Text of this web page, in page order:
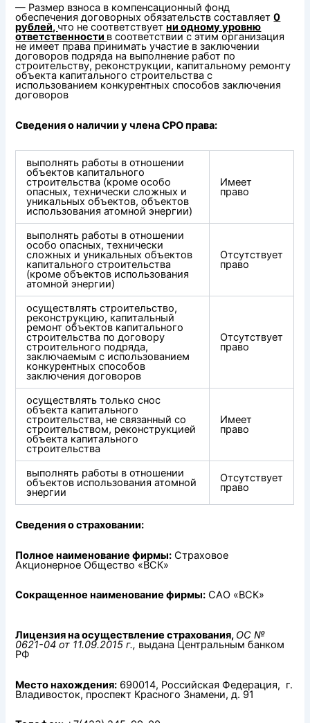
— Размер взноса в компенсационный фонд
обеспечения договорных обязательств составляет0
рублей, что не соответствуетни одному уровню
ответственности в соответствии с этим организация
не имеет права принимать участие в заключении
договоров подряда на выполнение работ по
строительству, реконструкции, капитальному ремонту
объекта капитального строительства с
использованием конкурентных способов заключения
договоров
Сведения о наличии у члена СРО права:
выполнять работы в отношении
объектов капитального
строительства (кроме особо
опасных, технически сложных и
уникальных объектов, объектов
использования атомной энергии)
Имеет
право
выполнять работы в отношении
особо опасных, технически
сложных и уникальных объектов
капитального строительства
(кроме объектов использования
атомной энергии)
Отсутствует
право
осуществлять строительство,
реконструкцию, капитальный
ремонт объектов капитального
строительства по договору
строительного подряда,
заключаемым с использованием
конкурентных способов
заключения договоров
Отсутствует
право
осуществлять только снос
объекта капитального
строительства, не связанный со
строительством, реконструкцией
объекта капитального
строительства
Имеет
право
выполнять работы в отношении
объектов использования атомной
энергии
Отсутствует
право
Сведения о страховании:
Полное наименование фирмы: Страховое
Акционерное Общество «ВСК»
Сокращенное наименование фирмы: САО «ВСК»
Лицензия на осуществление страхования, ОС №
0621-04 от 11.09.2015 г., выдана Центральным банком
РФ
Место нахождения: 690014, Российская Федерация, г.
Владивосток, проспект Красного Знамени, д. 91